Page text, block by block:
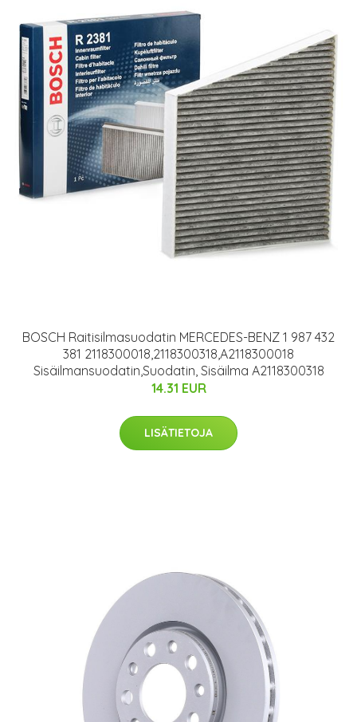
BOSCH Raitisilmasuodatin MERCEDES-BENZ 1 987 432
381 2118300018,2118300318,A2118300018
Sisäilmansuodatin,Suodatin, Sisäilma A2118300318
14.31 EUR
LISÄTIETOJA